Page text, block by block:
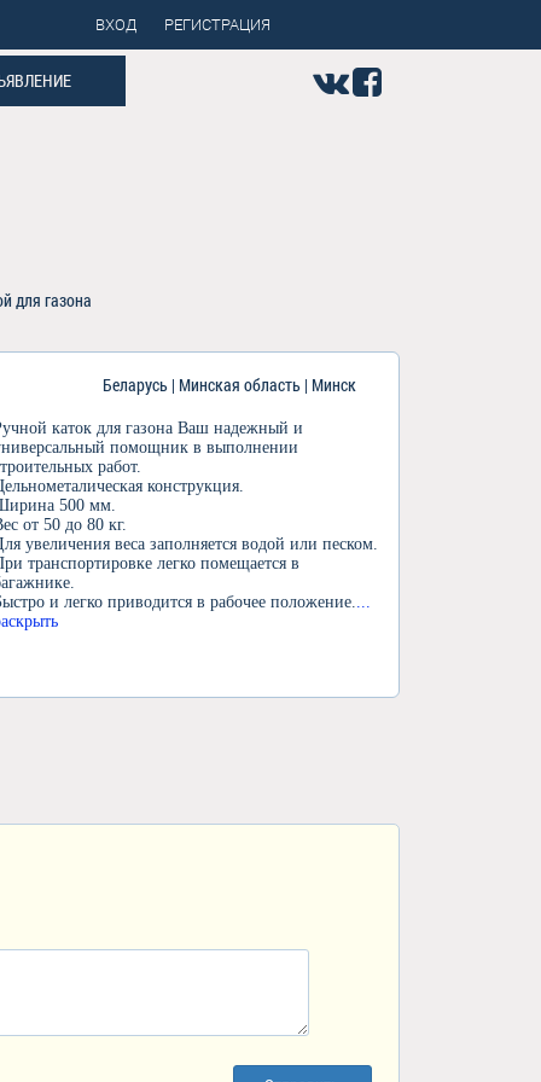
ВХОД РЕГИСТРАЦИЯ
для газона
Беларусь | Минская область | Минск
каток для газона Ваш надежный и
помощник в выполнении
работ.
конструкция.
500 мм.
от 50 до 80 кг.
увеличения веса заполняется водой или песком.
транспортировке легко помещается в
и легко приводится в рабочее положение....